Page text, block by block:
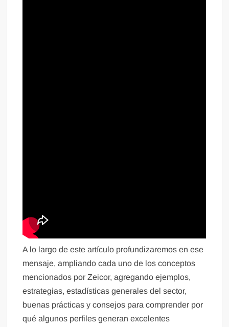
A lo largo de este artículo profundizaremos en ese
mensaje, ampliando cada uno de los conceptos
mencionados por Zeicor, agregando ejemplos,
estrategias, estadísticas generales del sector,
buenas prácticas y consejos para comprender por
qué algunos perfiles generan excelentes